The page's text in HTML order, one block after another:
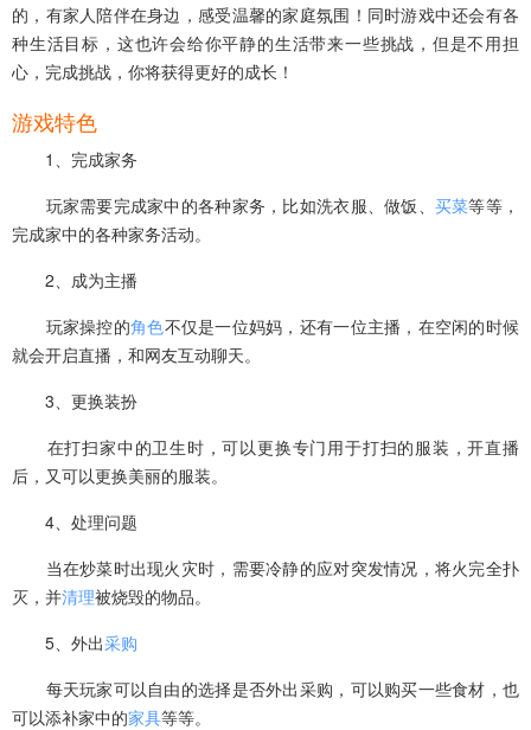
的，有家人陪伴在身边，感受温馨的家庭氛围！同时游戏中还会有各
种生活目标，这也许会给你平静的生活带来一些挑战，但是不用担
心，完成挑战，你将获得更好的成长！
游戏特色
1、完成家务
玩家需要完成家中的各种家务，比如洗衣服、做饭、 买菜等等，
完成家中的各种家务活动。
2、成为主播
玩家操控的角色不仅是一位妈妈，还有一位主播，在空闲的时候
就会开启直播，和网友互动聊天。
3、更换装扮
在打扫家中的卫生时，可以更换专门用于打扫的服装，开直播
后，又可以更换美丽的服装。
4、处理问题
当在炒菜时出现火灾时，需要冷静的应对突发情况，将火完全扑
灭，并清理被烧毁的物品。
5、外出采购
每天玩家可以自由的选择是否外出采购，可以购买一些食材，也
可以添补家中的家具等等。